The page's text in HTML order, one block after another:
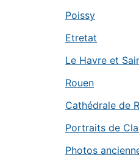
Poissy
Etretat
Le Havre et
Rouen
Cathédrale de
Portraits de
Photos